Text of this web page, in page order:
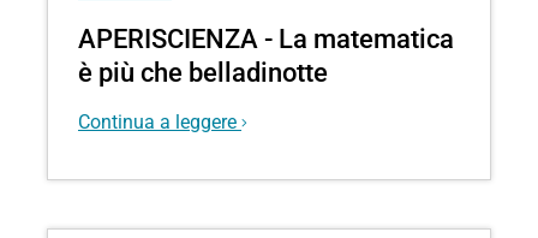
APERISCIENZA - La matematica
è più che belladinotte
Continua a leggere